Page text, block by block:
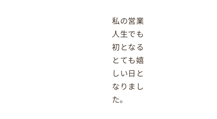
私の営業
人生でも
初となる
とても嬉
しい日と
なりまし
た。